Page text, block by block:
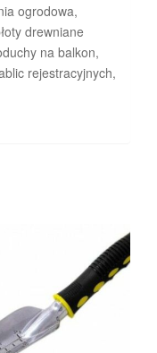
ogrodowa,
drewniane
na balkon,
rejestracyjnych,